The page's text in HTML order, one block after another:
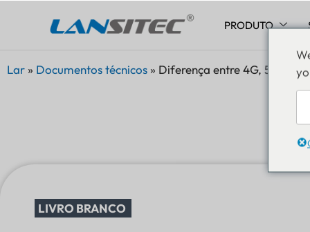
o
PRODUTO
Lar » Documentos técnicos » Diferença entre 4G, 5G,
LIVRO BRANCO